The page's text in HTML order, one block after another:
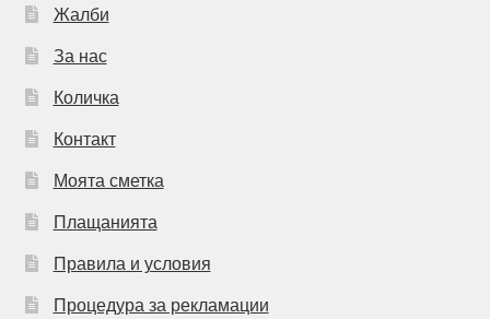
Жалби
За нас
Количка
Контакт
Моята сметка
Плащанията
Правила и условия
Процедура за рекламации